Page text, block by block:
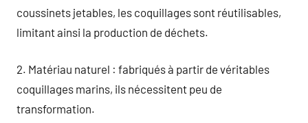
coussinets jetables, les coquillages sont réutilisables,
limitant ainsi la production de déchets.
2. Matériau naturel : fabriqués à partir de véritables
coquillages marins, ils nécessitent peu de
transformation.